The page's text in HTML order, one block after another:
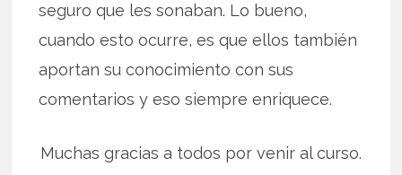
seguro que les sonaban. Lo bueno,
cuando esto ocurre, es que ellos también
aportan su conocimiento con sus
comentarios y eso siempre enriquece.
Muchas gracias a todos por venir al curso.